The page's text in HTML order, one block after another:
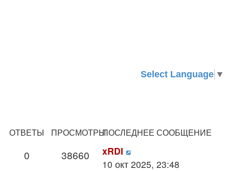
Select Language ▼
ОТВЕТЫ ПРОСМОТРЫПОСЛЕДНЕЕ СООБЩЕНИЕ
0 38660
xRDI
10 окт 2025, 23:48